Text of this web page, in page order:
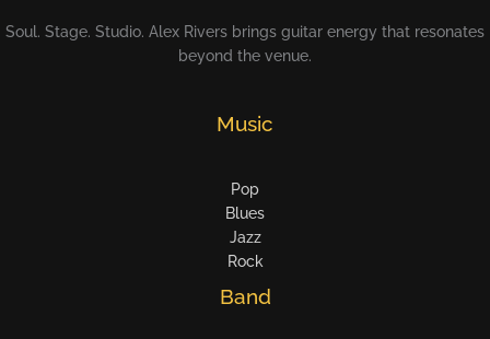
Soul. Stage. Studio. Alex Rivers brings guitar energy that resonates
beyond the venue.
Music
Pop
Blues
Jazz
Rock
Band